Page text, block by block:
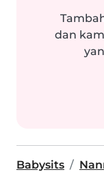
dan
Babysits